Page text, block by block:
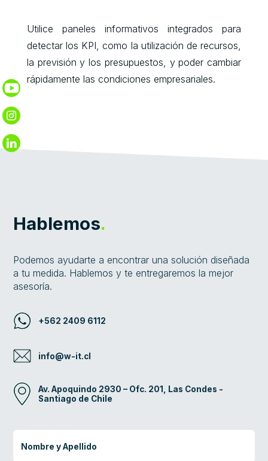
Utilice paneles informativos integrados para
detectar los KPI, como la utilización de recursos,
la previsión y los presupuestos, y poder cambiar
rápidamente las condiciones empresariales.
Hablemos.
Podemos ayudarte a encontrar una solución diseñada
a tu medida. Hablemos y te entregaremos la mejor
asesoría.
+562 2409 6112
info@w-it.cl
Av. Apoquindo 2930 – Ofc. 201, Las Condes -
Santiago de Chile